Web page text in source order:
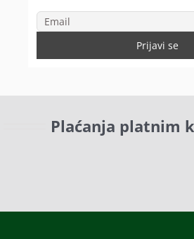
Plaćanja platnim